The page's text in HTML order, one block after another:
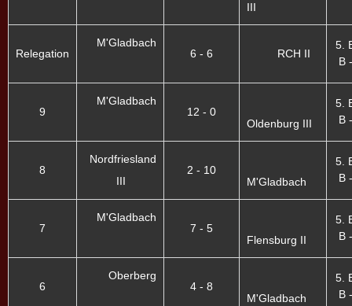
III
Relegation
M'Gladbach
6 - 6
RCH II
5.
B
9
M'Gladbach
12 - 0
Oldenburg III
5.
B
8
Nordfriesland
III
2 - 10
M'Gladbach
5.
B
7
M'Gladbach
7 - 5
Flensburg II
5.
B
6
Oberberg
4 - 8
M'Gladbach
5.
B